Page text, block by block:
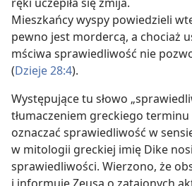
ręki uczepiła się żmija.
Mieszkańcy wyspy powiedzieli
pewno jest mordercą, a chociaż
mściwa sprawiedliwość nie
(Dzieje 28:4).
Występujące tu słowo
tłumaczeniem greckiego terminu
oznaczać sprawiedliwość w
w mitologii greckiej imię Dike
sprawiedliwości. Wierzono, że